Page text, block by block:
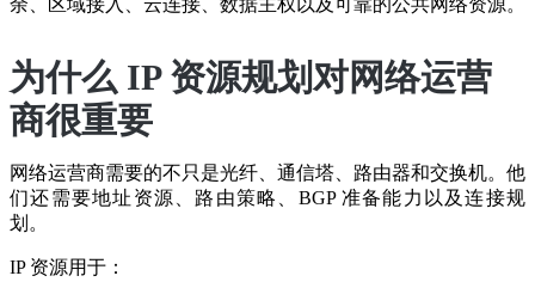
余、区域接入、云连接、数据主权以及可靠的公共网络资源。
为什么 IP 资源规划对网络运营
商很重要
网络运营商需要的不只是光纤、通信塔、路由器和交换机。他
们还需要地址资源、路由策略、BGP 准备能力以及连接规
划。
IP 资源用于：